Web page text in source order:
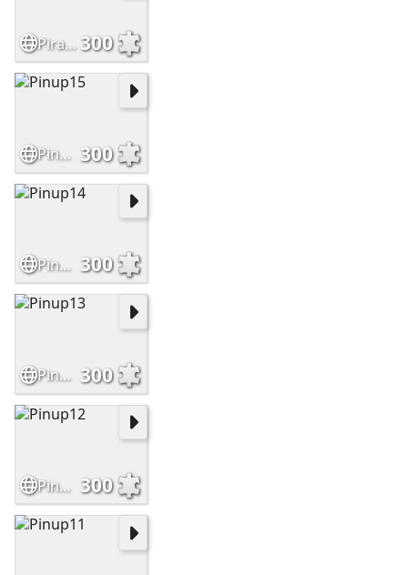
Pirate06 300
Pinup15 300
Pinup14 300
Pinup13 300
Pinup12 300